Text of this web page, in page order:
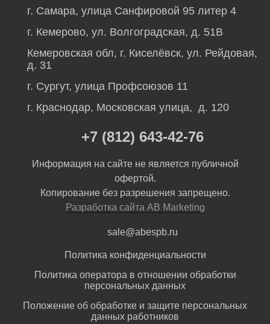
г. Самара, улица Санфировой 95 литер 4
г. Кемерово, ул. Волгоградская, д. 51В
Кемеровская обл, г. Киселёвск, ул. Рейдовая,
д. 31
г. Сургут, улица Профсоюзов 11
г. Краснодар, Московская улица, д. 120
+7 (812) 643-42-76
Информация на сайте не является публичной
офертой.
Копирование без разрешения запрещено.
Разработка сайта AB Marketing
sale@abespb.ru
Политика конфиденциальности
Политика оператора в отношении обработки
персональных данных
Положение об обработке и защите персональных
данных работников